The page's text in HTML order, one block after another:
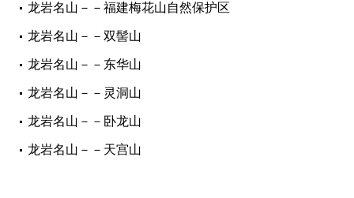
龙岩名山－－福建梅花山自然保护区
龙岩名山－－双髻山
龙岩名山－－东华山
龙岩名山－－灵洞山
龙岩名山－－卧龙山
龙岩名山－－天宫山